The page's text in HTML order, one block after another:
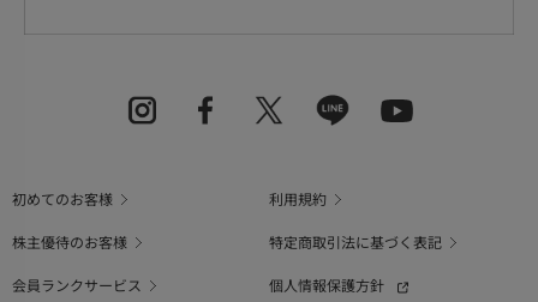
初めてのお客様
利用規約
株主優待のお客様
特定商取引法に基づく表記
会員ランクサービス
個人情報保護方針